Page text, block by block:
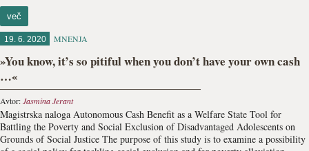
več
19. 6. 2020 MNENJA
»You know, it’s so pitiful when you don’t have your own cash
…«
Avtor:Jasmina Jerant
Magistrska naloga Autonomous Cash Benefit as a Welfare State Tool for
Battling the Poverty and Social Exclusion of Disadvantaged Adolescents on
Grounds of Social Justice The purpose of this study is to examine a possibility